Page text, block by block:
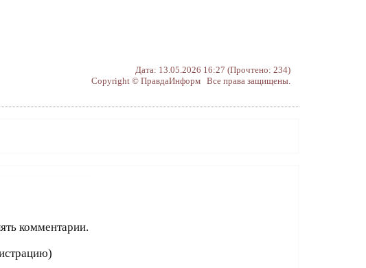
Дата: 13.05.2026 16:27 (Прочтено: 234)
Copyright © ПравдаИнформ Все права защищены.
комментарии.